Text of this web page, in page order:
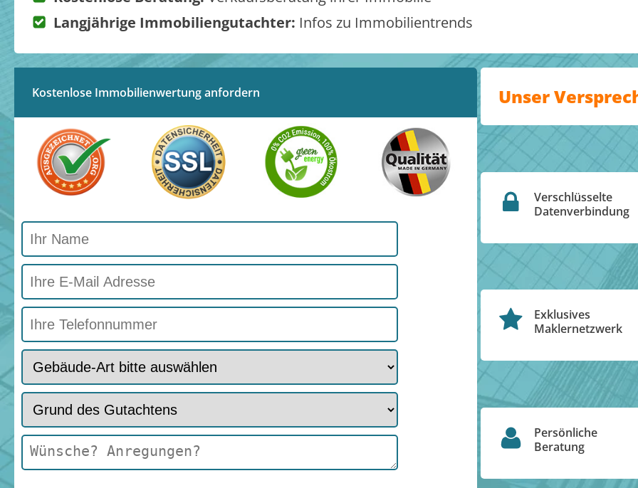
Langjährige Immobiliengutachter: Infos zu Immobilientrends
Kostenlose Immobilienwertung anfordern Unser
Verschlüsselte
Datenverbindung
Exklusives
Maklernetzwerk
Persönliche
Beratung